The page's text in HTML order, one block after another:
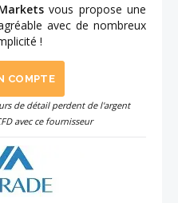
vous propose une
avec de nombreux
!
COMPTE
de détail perdent de l'argent
avec ce fournisseur